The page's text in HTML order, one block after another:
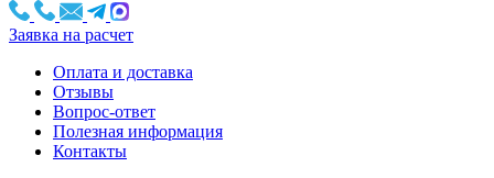
Заявка на расчет
Оплата и доставка
Отзывы
Вопрос-ответ
Полезная информация
Контакты